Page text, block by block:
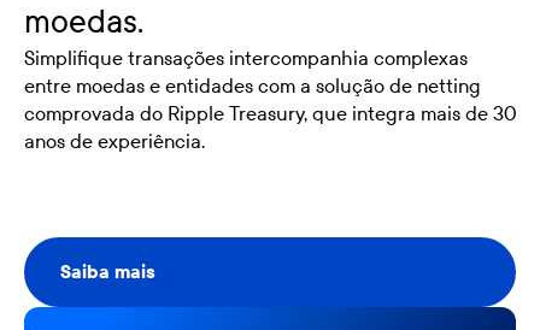
moedas.
Simplifique transações intercompanhia complexas
entre moedas e entidades com a solução de netting
comprovada do Ripple Treasury, que integra mais de 30
anos de experiência.
Saiba mais
Saiba mais